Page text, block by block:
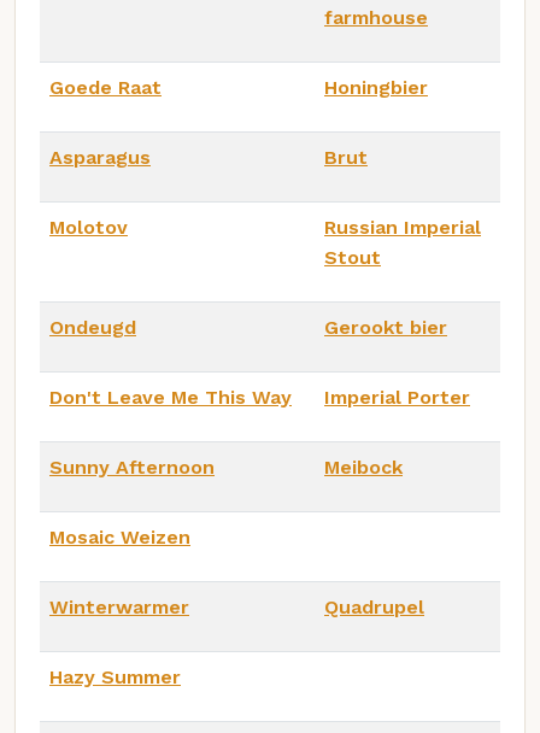
farmhouse
Goede Raat Honingbier
Asparagus Brut
Molotov
Russian Imperial
Stout
Ondeugd Gerookt bier
Don't Leave Me This Way Imperial Porter
Sunny Afternoon Meibock
Mosaic Weizen
Winterwarmer Quadrupel
Hazy Summer